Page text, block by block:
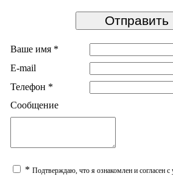
Ваше имя *
E-mail
Телефон *
Сообщение
* Подтверждаю, что я ознакомлен и согласен с